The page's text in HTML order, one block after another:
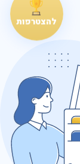
להצטרפות